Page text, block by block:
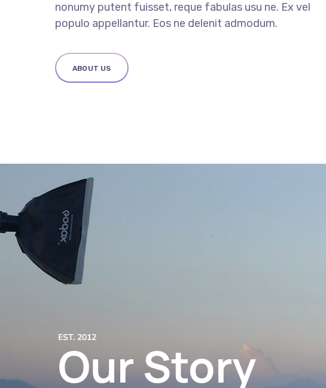
nonumy putent fuisset, reque fabulas usu ne. Ex vel
populo appellantur. Eos ne delenit admodum.
ABOUT US
EST. 2012
Our Story